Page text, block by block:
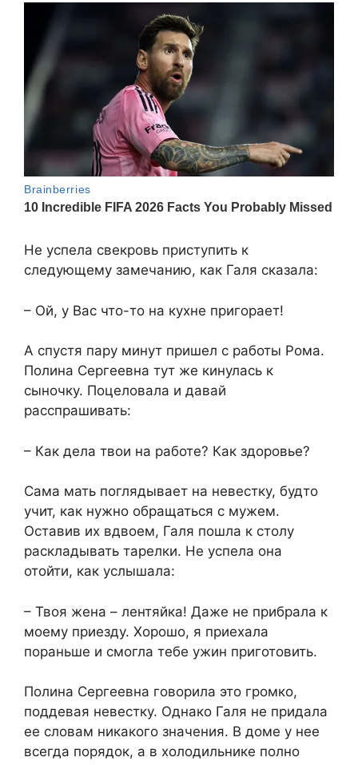
Не успела свекровь приступить к
следующему замечанию, как Галя сказала:
– Ой, у Вас что-то на кухне пригорает!
А спустя пару минут пришел с работы Рома.
Полина Сергеевна тут же кинулась к
сыночку. Поцеловала и давай
расспрашивать:
– Как дела твои на работе? Как здоровье?
Сама мать поглядывает на невестку, будто
учит, как нужно обращаться с мужем.
Оставив их вдвоем, Галя пошла к столу
раскладывать тарелки. Не успела она
отойти, как услышала:
– Твоя жена – лентяйка! Даже не прибрала к
моему приезду. Хорошо, я приехала
пораньше и смогла тебе ужин приготовить.
Полина Сергеевна говорила это громко,
поддевая невестку. Однако Галя не придала
ее словам никакого значения. В доме у нее
всегда порядок, а в холодильнике полно